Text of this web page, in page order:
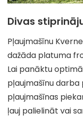
Divas
Pļaujmašīnu
dažāda platuma
Lai panāktu
pļaujmašīnu darba
pļaujmašīnas
ļauj palielināt vai